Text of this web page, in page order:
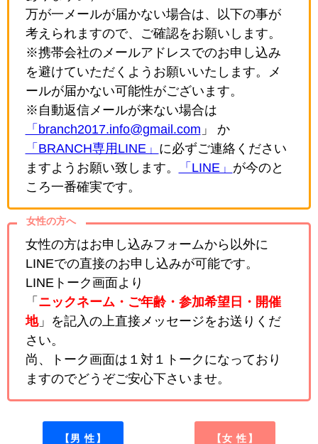
万が一メールが届かない場合は、以下の事が
考えられますので、ご確認をお願いします。
※携帯会社のメールアドレスでのお申し込み
を避けていただくようお願いいたします。メ
ールが届かない可能性がございます。
※自動返信メールが来ない場合は
「branch2017.info@gmail.com 」 か
「BRANCH専用LINE」 に必ずご連絡ください
ますようお願い致します。
「LINE」 が今のと
ころ一番確実です。
女性の方へ
女性の方はお申し込みフォームから以外に
LINEでの直接のお申し込みが可能です。
LINEトーク画面より
「 ニックネーム・ご年齢・参加希望日・開催
地」を記入の上直接メッセージをお送りくだ
さい。
尚、トーク画面は１対１トークになっており
ますのでどうぞご安心下さいませ。
【男 性】
【女 性】